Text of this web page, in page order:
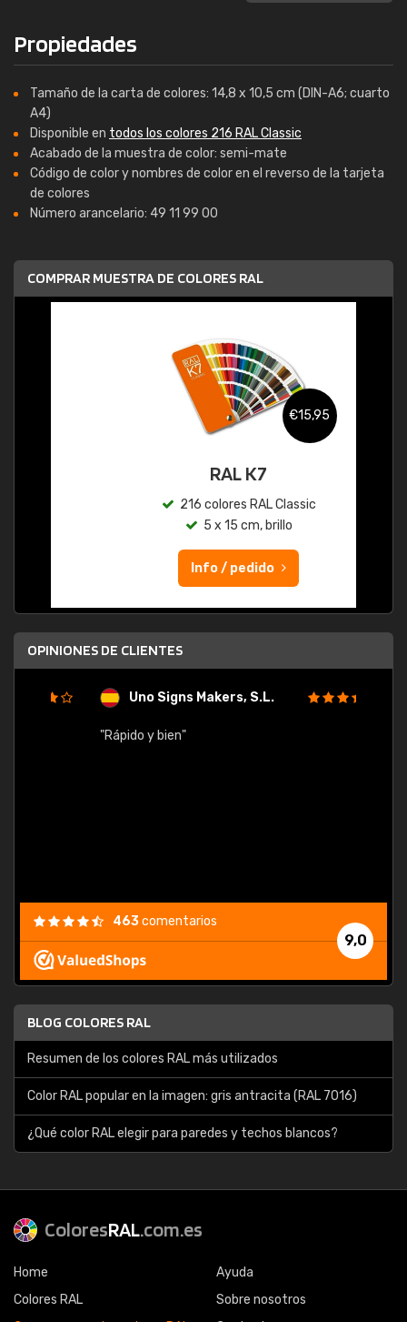
Propiedades
Tamaño de la carta de colores: 14,8 x 10,5 cm (DIN-A6; cuarto
A4)
Disponible en todos los colores 216 RAL Classic
Acabado de la muestra de color: semi-mate
Código de color y nombres de color en el reverso de la tarjeta
de colores
Número arancelario: 49 11 99 00
COMPRAR MUESTRA DE COLORES RAL
€15,95
RAL K7
216 colores RAL Classic
5 x 15 cm, brillo
Info / pedido
OPINIONES DE CLIENTES
Uno Signs Makers, S.L.
"Rápido y bien"
9,0
463comentarios
BLOG COLORES RAL
Resumen de los colores RAL más utilizados
Color RAL popular en la imagen: gris antracita (RAL 7016)
¿Qué color RAL elegir para paredes y techos blancos?
ColoresRAL.com.es
Home
Colores RAL
Ayuda
Sobre nosotros